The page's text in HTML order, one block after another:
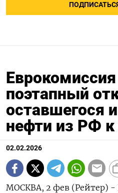
ПОДПИСАТЬСЯ
поэтапный
оставшегося
нефти из РФ к
02.02.2026
МОСКВА, 2 фев (Рейтер) -